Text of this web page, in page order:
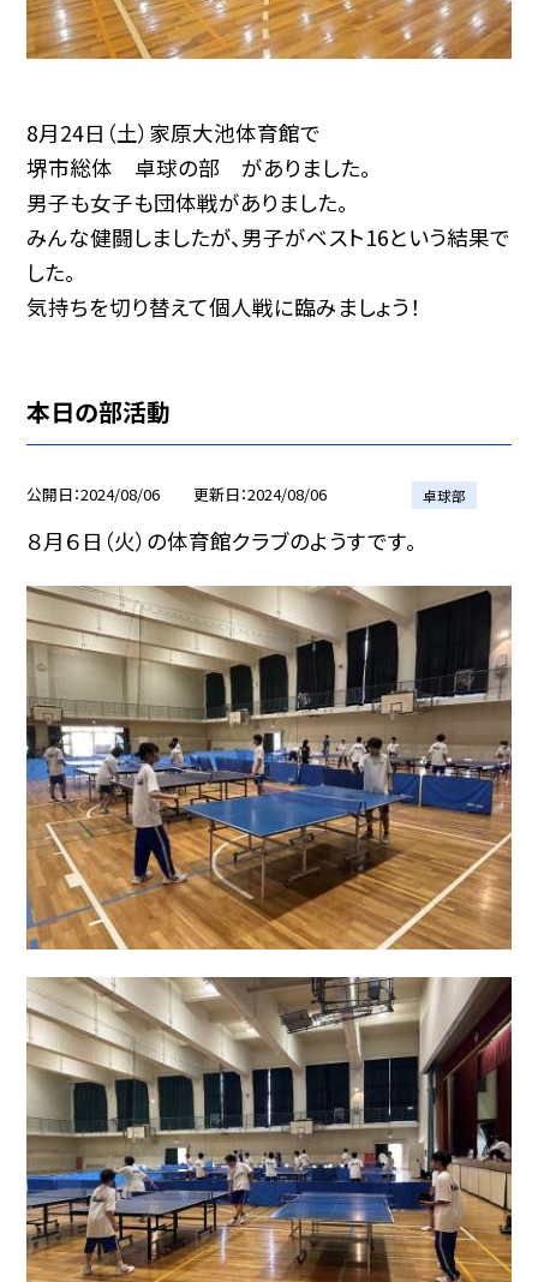
8月24日（土）家原大池体育館で
堺市総体 卓球の部 がありました。
男子も女子も団体戦がありました。
みんな健闘しましたが、男子がベスト16という結果で
した。
気持ちを切り替えて個人戦に臨みましょう！
本日の部活動
公開日 2024/08/06 更新日 2024/08/06 卓球部
８月６日（火）の体育館クラブのようすです。